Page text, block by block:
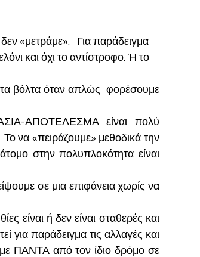
και όχι το αντίστροφο. Ή το
βόλτα όταν απλώς  φορέσουμε
ΑΠΟΤΕΛΕΣΜΑ είναι πολύ
Το να «πειράζουμε» μεθοδικά την
στην πολυπλοκότητα είναι
σε μια επιφάνεια χωρίς να
είναι ή δεν είναι σταθερές και
για παράδειγμα τις αλλαγές και
ΠΑΝΤΑ από τον ίδιο δρόμο σε